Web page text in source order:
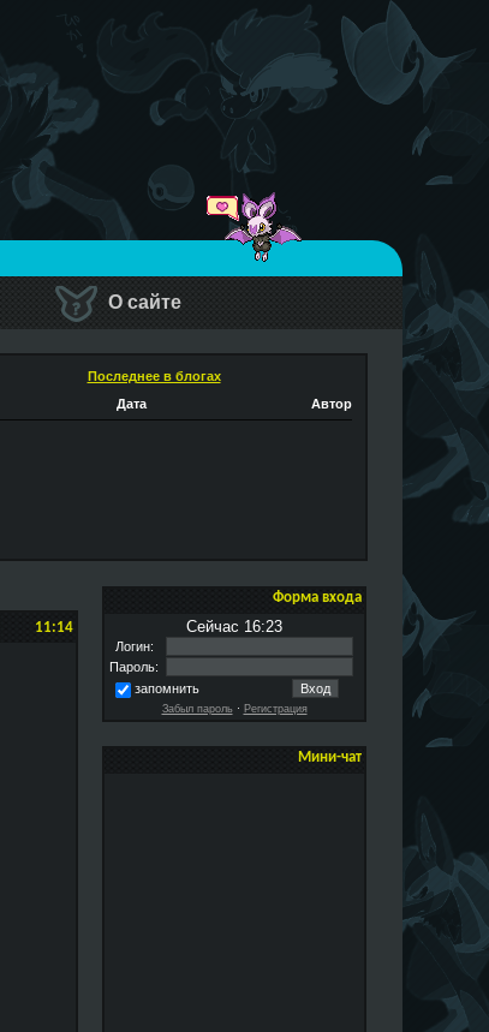
О сайте
Последнее в блогах
Дата Автор
Форма входа
Сейчас 16:23
Логин:
Пароль:
запомнить
Забыл пароль· Регистрация
Мини-чат
11:14